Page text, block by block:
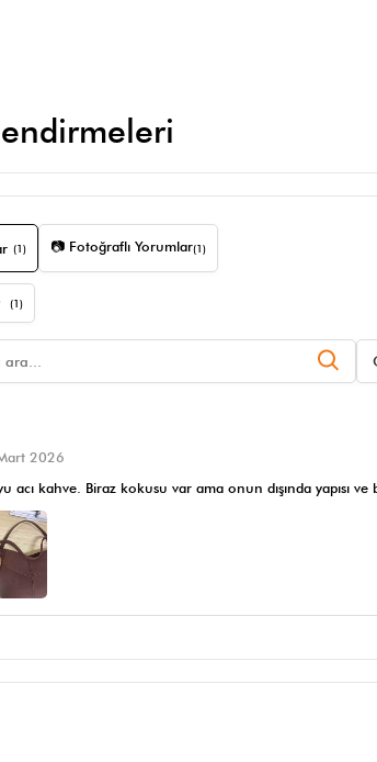
(1) 📷 Fotoğraflı Yorumlar(1)
(1)
2026
acı kahve. Biraz kokusu var ama onun dışında yapısı